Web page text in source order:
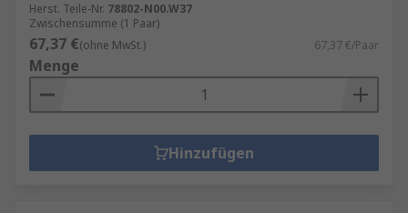
Herst. Teile-Nr. 78802-N00.W37
Zwischensumme (1 Paar)
67,37 €(ohne MwSt.) 67,37 €/Paar
Menge
Hinzufügen